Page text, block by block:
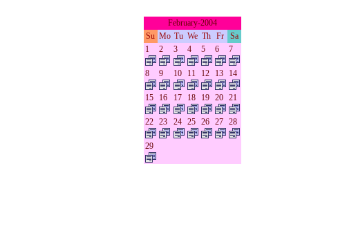
February-2004
Su Mo Tu We Th Fr
Sa
1
2 3 4 5 6 7
8 9 10 11 12 13 14
15 16 17 18 19 20 21
22 23 24 25 26 27 28
29